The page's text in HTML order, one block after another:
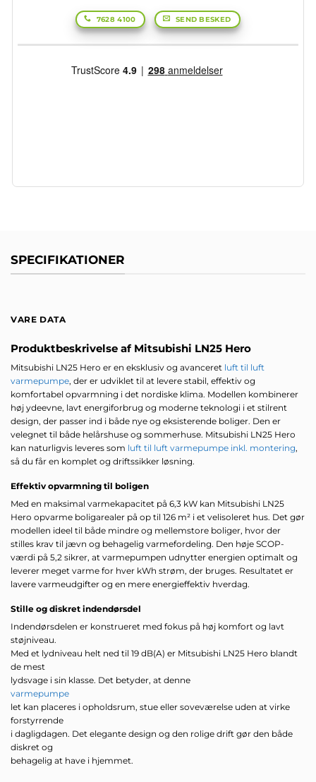
7628 4100 SEND BESKED
SPECIFIKATIONER
VARE DATA
Produktbeskrivelse af Mitsubishi LN25 Hero
Mitsubishi LN25 Hero er en eksklusiv og avanceret luft til luft
varmepumpe, der er udviklet til at levere stabil, effektiv og
komfortabel opvarmning i det nordiske klima. Modellen kombinerer
høj ydeevne, lavt energiforbrug og moderne teknologi i et stilrent
design, der passer ind i både nye og eksisterende boliger. Den er
velegnet til både helårshuse og sommerhuse. Mitsubishi LN25 Hero
kan naturligvis leveres som luft til luft varmepumpe inkl. montering,
så du får en komplet og driftssikker løsning.
Effektiv opvarmning til boligen
Med en maksimal varmekapacitet på 6,3 kW kan Mitsubishi LN25
Hero opvarme boligarealer på op til 126 m² i et velisoleret hus. Det gør
modellen ideel til både mindre og mellemstore boliger, hvor der
stilles krav til jævn og behagelig varmefordeling. Den høje SCOP-
værdi på 5,2 sikrer, at varmepumpen udnytter energien optimalt og
leverer meget varme for hver kWh strøm, der bruges. Resultatet er
lavere varmeudgifter og en mere energieffektiv hverdag.
Stille og diskret indendørsdel
Indendørsdelen er konstrueret med fokus på høj komfort og lavt
støjniveau.
Med et lydniveau helt ned til 19 dB(A) er Mitsubishi LN25 Hero blandt
de mest
lydsvage i sin klasse. Det betyder, at denne
varmepumpe
let kan placeres i opholdsrum, stue eller soveværelse uden at virke
forstyrrende
i dagligdagen. Det elegante design og den rolige drift gør den både
diskret og
behagelig at have i hjemmet.